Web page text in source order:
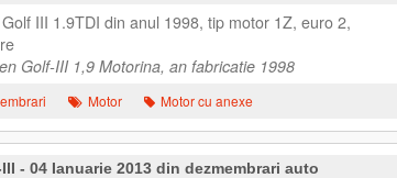
III 1.9TDI din anul 1998, tip motor 1Z, euro 2,
Golf-III 1,9 Motorina, an fabricatie 1998
Motor Motor cu anexe
- 04 Ianuarie 2013 din dezmembrari auto